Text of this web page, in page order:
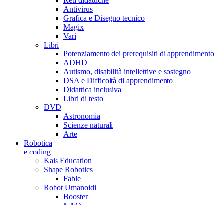
Antivirus
Grafica e Disegno tecnico
Magix
Vari
Libri
Potenziamento dei prerequisiti di apprendimento
ADHD
Autismo, disabilità intellettive e sostegno
DSA e Difficoltà di apprendimento
Didattica inclusiva
Libri di testo
DVD
Astronomia
Scienze naturali
Arte
Robotica
e coding
Kais Education
Shape Robotics
Fable
Robot Umanoidi
Booster